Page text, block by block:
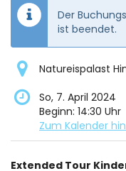
Der
ist beendet.
Natureispalast
So, 7. April 2024
Beginn: 14:30 Uhr
Zum Kalender
Produkte
Extended Tour